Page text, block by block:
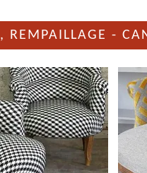
, REMPAILLAGE -